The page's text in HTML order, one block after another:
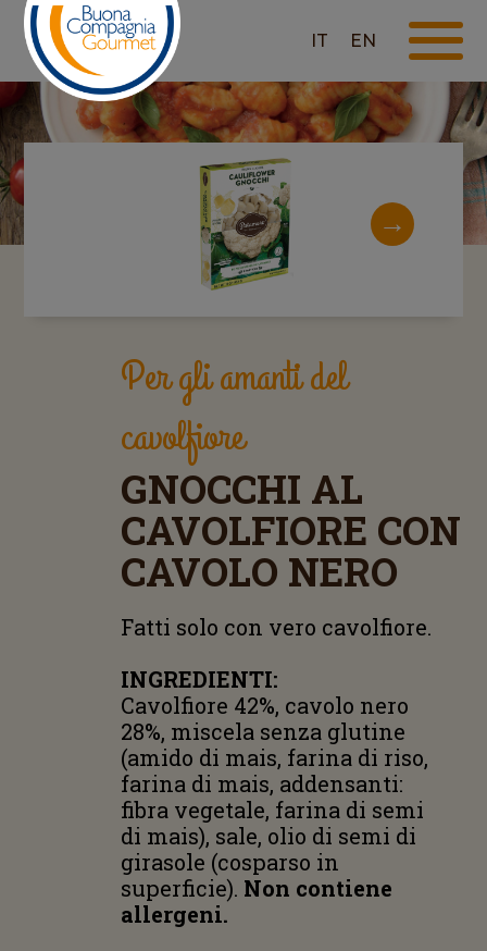
IT EN
Per gli amanti del
cavolfiore
GNOCCHI AL
CAVOLFIORE CON
CAVOLO NERO
Fatti solo con vero cavolfiore.
INGREDIENTI:
Cavolfiore 42%, cavolo nero
28%, miscela senza glutine
(amido di mais, farina di riso,
farina di mais, addensanti:
fibra vegetale, farina di semi
di mais), sale, olio di semi di
girasole (cosparso in
superficie). Non contiene
allergeni.